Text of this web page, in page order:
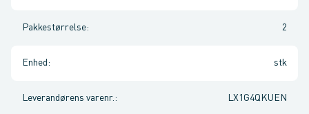
Pakkestørrelse: 2
Enhed : stk
Leverandørens varenr. : LX1G4QKUEN